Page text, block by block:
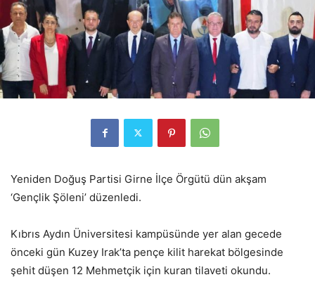
Yeniden Doğuş Partisi Girne İlçe Örgütü dün akşam
‘Gençlik Şöleni’ düzenledi.
Kıbrıs Aydın Üniversitesi kampüsünde yer alan gecede
önceki gün Kuzey Irak’ta pençe kilit harekat bölgesinde
şehit düşen 12 Mehmetçik için kuran tilaveti okundu.